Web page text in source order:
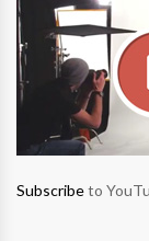
Subscribeto